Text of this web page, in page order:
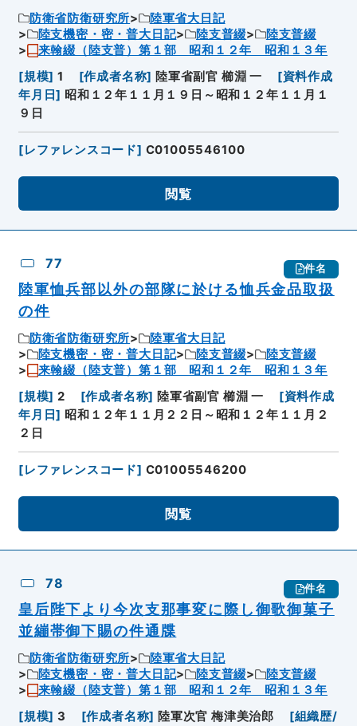
防衛省防衛研究所
陸軍省大日記
陸支機密・密・普大日記
陸支普綴
陸支普綴
来翰綴（陸支普）第１部 昭和１２年 昭和１３年
[規模] 1 [作成者名称] 陸軍省副官 櫛淵 一 [資料作成
年月日] 昭和１２年１１月１９日～昭和１２年１１月１
９日
[レファレンスコード] C01005546100
閲覧
77 件名
陸軍恤兵部以外の部隊に於ける恤兵金品取扱
の件
防衛省防衛研究所
陸軍省大日記
陸支機密・密・普大日記
陸支普綴
陸支普綴
来翰綴（陸支普）第１部 昭和１２年 昭和１３年
[規模] 2 [作成者名称] 陸軍省副官 櫛淵 一 [資料作成
年月日] 昭和１２年１１月２２日～昭和１２年１１月２
２日
[レファレンスコード] C01005546200
閲覧
78 件名
皇后陛下より今次支那事変に際し御歌御菓子
並繃帯御下賜の件通牒
防衛省防衛研究所
陸軍省大日記
陸支機密・密・普大日記
陸支普綴
陸支普綴
来翰綴（陸支普）第１部 昭和１２年 昭和１３年
[規模] 3 [作成者名称] 陸軍次官 梅津美治郎 [組織歴/